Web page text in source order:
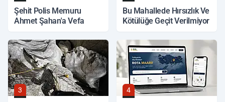
Şehit Polis Memuru
Ahmet Şahan'a Vefa
Bu Mahallede Hırsızlık Ve
Kötülüğe Geçit Verilmiyor
3 4